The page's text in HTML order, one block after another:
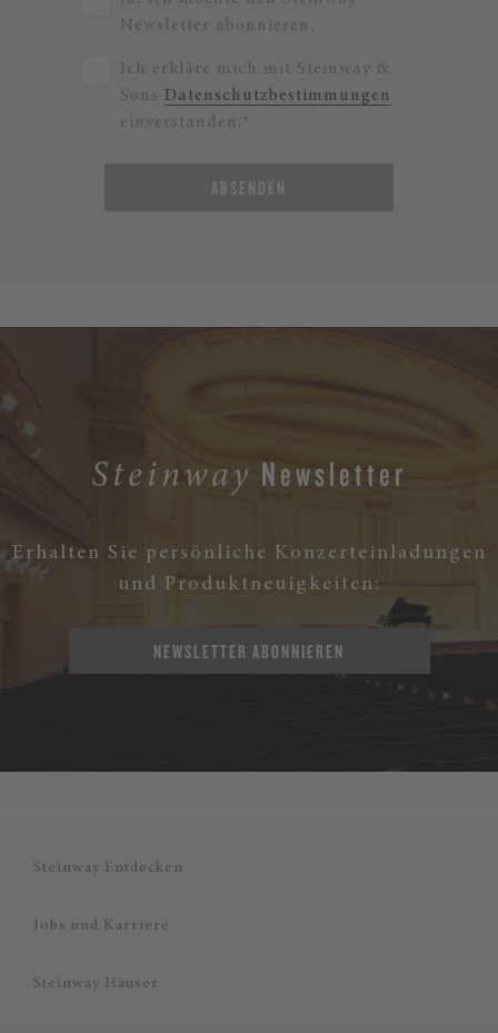
Newsletter abonnieren.
Ich erkläre mich mit Steinway &
Sons Datenschutzbestimmungen
einverstanden.*
ABSENDEN
Steinway Newsletter
Erhalten Sie persönliche Konzerteinladungen
und Produktneuigkeiten:
NEWSLETTER ABONNIEREN
Steinway Entdecken
Jobs und Karriere
Steinway Häuser